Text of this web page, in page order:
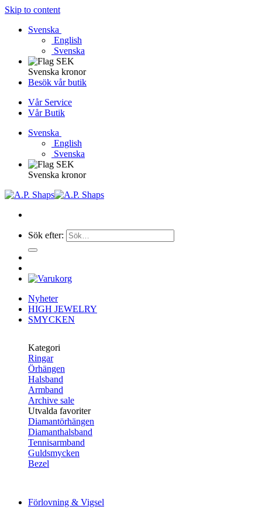
Skip to content
Svenska
English
Svenska
Svenska kronor
Besök vår butik
Vår Service
Vår Butik
Svenska
English
Svenska
Svenska kronor
Sök efter:
Nyheter
HIGH JEWELRY
SMYCKEN
Kategori
Ringar
Örhängen
Halsband
Armband
Archive sale
Utvalda favoriter
Diamantörhängen
Diamanthalsband
Tennisarmband
Guldsmycken
Bezel
Förlovning & Vigsel